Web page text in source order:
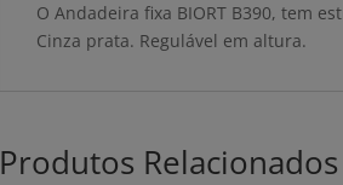
O Andadeira fixa BIORT B390, tem
Cinza prata. Regulável em altura.
Produtos Relacionados